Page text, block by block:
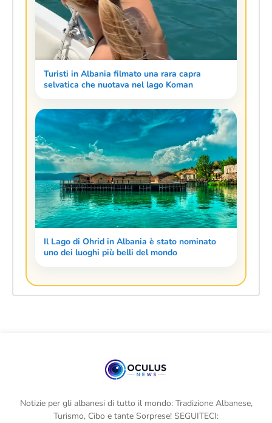
Turisti in Albania filmato una rara capra
selvatica che nuotava nel lago Koman
Il Lago di Ohrid in Albania è stato nominato
uno dei luoghi più belli del mondo
Notizie per gli albanesi di tutto il mondo: Tradizione Albanese,
Turismo, Cibo e tante Sorprese! SEGUITECI: